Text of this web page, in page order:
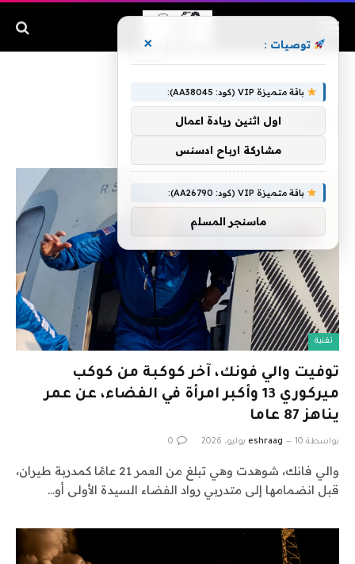
تقنية
توفيت والي فونك، آخر كوكبة من كوكب
ميركوري 13 وأكبر امرأة في الفضاء، عن عمر
يناهز 87 عاما
بواسطة eshraag 10 يوليو، 2026 0
والي فانك، شوهدت وهي تبلغ من العمر 21 عامًا كمدربة طيران،
قبل انضمامها إلى متدربي رواد الفضاء السيدة الأولى أو…
توصيات : ×
باقة متميزة VIP (كود: AA38045):
اول اثنين ريادة اعمال
مشاركة ارباح ادسنس
باقة متميزة VIP (كود: AA26790):
ماسنجر المسلم